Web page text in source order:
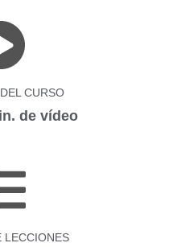
CURSO
de vídeo
LECCIONES